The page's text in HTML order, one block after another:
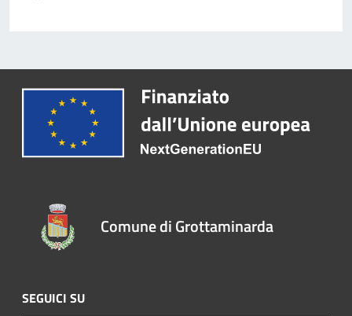
Comune di Grottaminarda
SEGUICI SU